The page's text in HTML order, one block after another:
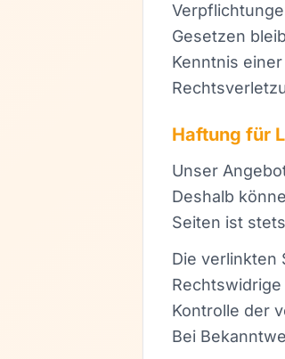
Gesetzen
Kenntnis
Haftung für
Unser
Deshalb
Seiten ist
Die verlinkten
Kontrolle der
Bei